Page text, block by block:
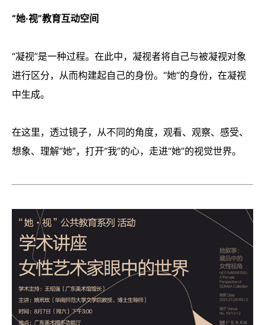
“她·视”教育互动空间
“凝视”是一种过程。在此中，凝视者将自己与被凝视对象
进行区分，从而构建起自己的身份。“她”的身份，在凝视
中生成。
在这里，透过镜子，从不同的角度，观看、观察、感受、
想象、理解“她”，打开“我”的心，走进“她”的视觉世界。